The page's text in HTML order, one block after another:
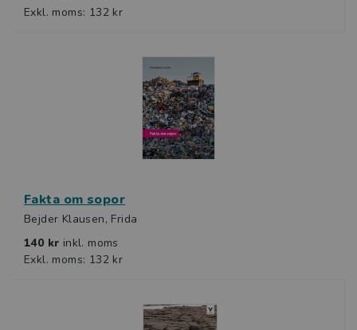
Exkl. moms: 132 kr
Fakta om sopor
Bejder Klausen, Frida
140 kr inkl. moms
Exkl. moms: 132 kr